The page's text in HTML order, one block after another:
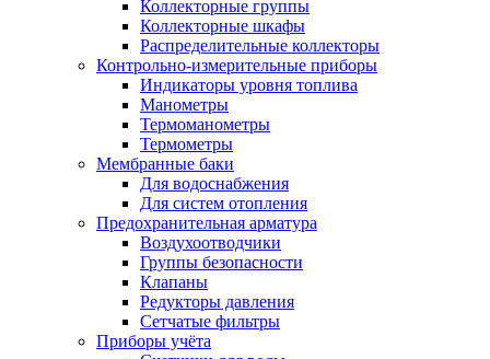
Коллекторные группы
Коллекторные шкафы
Распределительные коллекторы
Контрольно-измерительные приборы
Индикаторы уровня топлива
Манометры
Термоманометры
Термометры
Мембранные баки
Для водоснабжения
Для систем отопления
Предохранительная арматура
Воздухоотводчики
Группы безопасности
Клапаны
Редукторы давления
Сетчатые фильтры
Приборы учёта